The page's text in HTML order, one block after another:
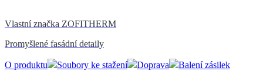
Vlastní značka ZOFITHERM
Promyšlené fasádní detaily
O produktu Soubory ke stažení Doprava Balení zásilek